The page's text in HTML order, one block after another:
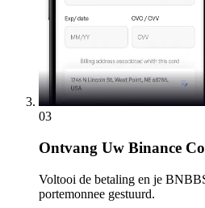
03
Ontvang Uw Binance
Voltooi de betaling en je
portemonnee gestuurd.